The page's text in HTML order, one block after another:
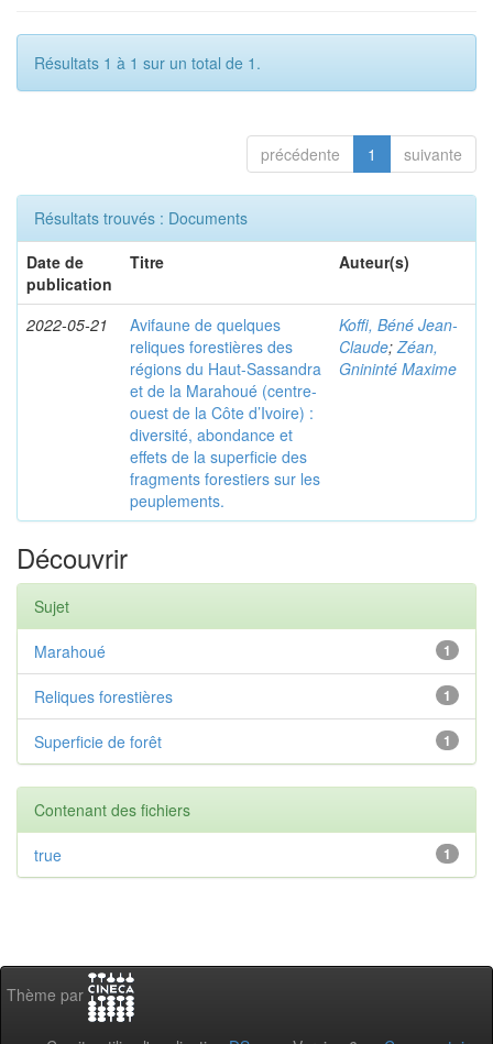
Résultats 1 à 1 sur un total de 1.
précédente 1 suivante
Résultats trouvés : Documents
Date de
publication
Titre Auteur(s)
2022-05-21
Avifaune de quelques
reliques forestières des
régions du Haut-Sassandra
et de la Marahoué (centre-
ouest de la Côte d’Ivoire) :
diversité, abondance et
effets de la superficie des
fragments forestiers sur les
peuplements.
Koffi, Béné Jean-
Claude; Zéan,
Gnininté Maxime
Découvrir
Sujet
1
Marahoué
1
Reliques forestières
1
Superficie de forêt
Contenant des fichiers
1
true
Thème par